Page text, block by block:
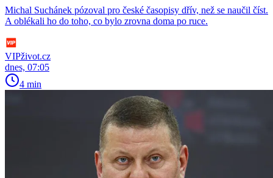
Michal Suchánek pózoval pro české časopisy dřív, než se naučil číst.
A oblékali ho do toho, co bylo zrovna doma po ruce.
VIPživot.cz
dnes, 07:05
4 min